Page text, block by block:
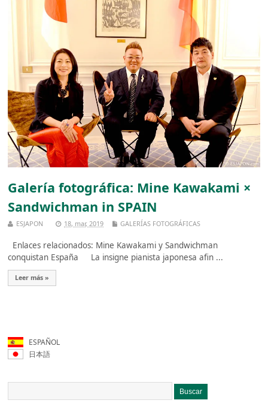
Galería fotográfica: Mine Kawakami ×
Sandwichman in SPAIN
ESJAPON 18, mar, 2019 GALERÍAS FOTOGRÁFICAS
Enlaces relacionados: Mine Kawakami y Sandwichman
conquistan España La insigne pianista japonesa afin ...
Leer más »
ESPAÑOL
日本語